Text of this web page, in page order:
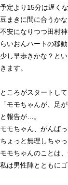
予定より 15分は遅く
豆まきに間に合うか
不安になりつつ田村
らいおんハートの移
少し早歩きかな？と
きます。
ところがスタートして
「モモちゃんが、足
と報告が…。
モモちゃん、がんば
ちょっと無理しちゃ
モモちゃんのことは
私は男性陣とともに